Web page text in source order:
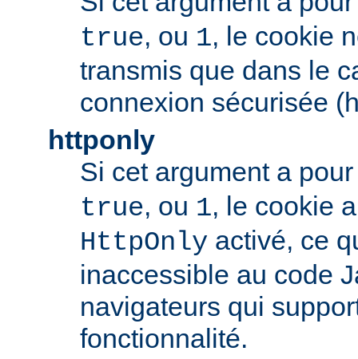
true, ou 1, le cookie
transmis que dans le
connexion sécurisée
httponly
Si cet argument a
true, ou 1, le cookie
HttpOnly activé, ce
inaccessible au code
navigateurs qui
fonctionnalité.